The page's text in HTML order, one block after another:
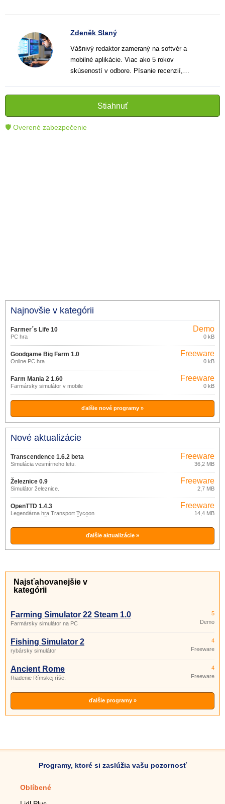
Zdeněk Slaný
Vášnivý redaktor zameraný na softvér a
mobilné aplikácie. Viac ako 5 rokov
skúseností v odbore. Písanie recenzií,
informatívnych textov, ktoré pomáhajú
čitateľom lepšie porozumieť a využiť moderné
technológie.
Stiahnuť
🛡 Overené zabezpečenie
Najnovšie v kategórii
Farmer´s Life 10
PC hra
Demo
0 kB
Goodgame Big Farm 1.0
Online PC hra
Freeware
0 kB
Farm Mania 2 1.60
Farmársky simulátor v mobile
Freeware
0 kB
ďalšie nové programy »
Nové aktualizácie
Transcendence 1.6.2 beta
Simulácia vesmírneho letu.
Freeware
36,2 MB
Železnice 0.9
Simulátor železnice.
Freeware
2,7 MB
OpenTTD 1.4.3
Legendárna hra Transport Tycoon
Deluxe s množstvom vylepšení.
Freeware
14,4 MB
ďalšie aktualizácie »
Najsťahovanejšie v
kategórii
Farming Simulator 22 Steam 1.0
Farmársky simulátor na PC
5
Demo
Fishing Simulator 2
rybársky simulátor
4
Freeware
Ancient Rome
Riadenie Rímskej ríše.
4
Freeware
ďalšie programy »
Programy, ktoré si zaslúžia vašu pozornosť
Oblíbené